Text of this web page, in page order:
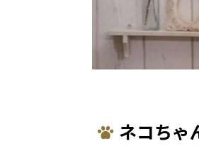
ネコちゃ